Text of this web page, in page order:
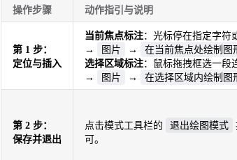
操作步骤 动作指引与说明
第 1 步：
定位与插入
当前焦点标注：光标停在指定字符
→ 图片 → 在当前焦点处绘制图
选择区域标注：鼠标拖拽框选一段
→ 图片 → 在选择区域内绘制图
第 2 步：
保存并退出
点击模式工具栏的 退出绘图模式
可。